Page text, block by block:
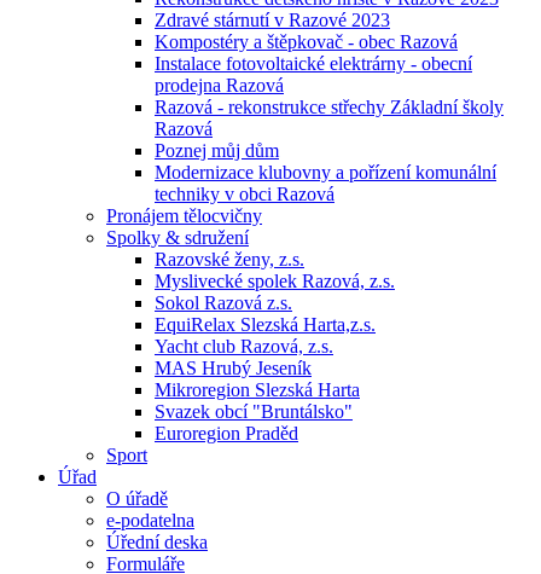
Zdravé stárnutí v Razové 2023
Kompostéry a štěpkovač - obec Razová
Instalace fotovoltaické elektrárny - obecní
prodejna Razová
Razová - rekonstrukce střechy Základní školy
Razová
Poznej můj dům
Modernizace klubovny a pořízení komunální
techniky v obci Razová
Pronájem tělocvičny
Spolky & sdružení
Razovské ženy, z.s.
Myslivecké spolek Razová, z.s.
Sokol Razová z.s.
EquiRelax Slezská Harta,z.s.
Yacht club Razová, z.s.
MAS Hrubý Jeseník
Mikroregion Slezská Harta
Svazek obcí "Bruntálsko"
Euroregion Praděd
Sport
Úřad
O úřadě
e-podatelna
Úřední deska
Formuláře